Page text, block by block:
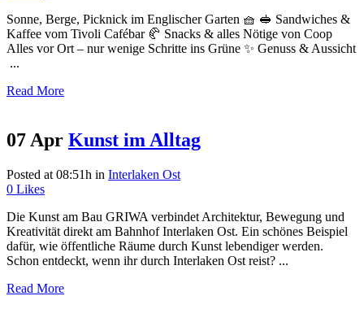
Sonne, Berge, Picknick im Englischer Garten 🧺 🥪 Sandwiches &
Kaffee vom Tivoli Cafébar 🥐 Snacks & alles Nötige von Coop
Alles vor Ort – nur wenige Schritte ins Grüne ✨ Genuss & Aussicht
...
Read More
07 Apr Kunst im Alltag
Posted at 08:51h in Interlaken Ost
0 Likes
Die Kunst am Bau GRIWA verbindet Architektur, Bewegung und
Kreativität direkt am Bahnhof Interlaken Ost. Ein schönes Beispiel
dafür, wie öffentliche Räume durch Kunst lebendiger werden.
Schon entdeckt, wenn ihr durch Interlaken Ost reist? ...
Read More